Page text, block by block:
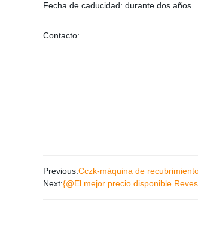
Fecha de caducidad: durante dos años
Contacto:
Previous:Cczk-máquina de
Next:{@El mejor precio disponible